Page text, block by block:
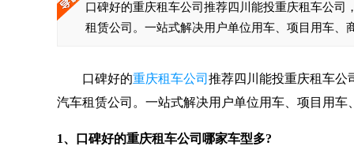
口碑好的重庆租车公司推荐四川能投重庆租车公
租赁公司。一站式解决用户单位用车、项目用车
口碑好的重庆租车公司 推荐四川能投重庆租车公
汽车租赁公司。一站式解决用户单位用车、项目用
1、口碑好的重庆租车公司哪家车型多?